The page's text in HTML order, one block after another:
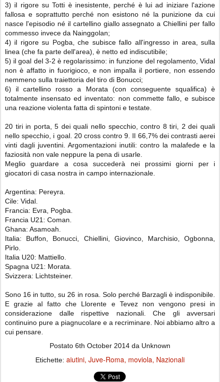
3) il rigore su Totti è inesistente, perché è lui ad iniziare l'azione
fallosa e soprattutto perché non esistono né la punizione da cui
nasce l'episodio né il cartellino giallo assegnato a Chiellini per fallo
commesso invece da Nainggolan;
4) il rigore su Pogba, che subisce fallo all'ingresso in area, sulla
linea (che fa parte dell'area), è netto ed indiscutibile;
5) il goal del 3-2 è regolarissimo: in funzione del regolamento, Vidal
non è affatto in fuorigioco, e non impalla il portiere, non essendo
nemmeno sulla traiettoria del tiro di Bonucci;
6) il cartellino rosso a Morata (con conseguente squalifica) è
totalmente insensato ed inventato: non commette fallo, e subisce
una reazione violenta fatta di spintoni e testate.
20 tiri in porta, 5 dei quali nello specchio, contro 8 tiri, 2 dei quali
nello specchio, i goal. 20 cross contro 9. Il 66,7% dei contrasti aerei
vinti dagli juventini. Argomentazioni inutili: contro la malafede e la
faziosità non vale neppure la pena di usarle.
Meglio guardare a cosa succederà nei prossimi giorni per i
giocatori di casa nostra in campo internazionale.
Argentina: Pereyra.
Cile: Vidal.
Francia: Evra, Pogba.
Francia U21: Coman.
Ghana: Asamoah.
Italia: Buffon, Bonucci, Chiellini, Giovinco, Marchisio, Ogbonna,
Pirlo.
Italia U20: Mattiello.
Spagna U21: Morata.
Svizzera: Lichtsteiner.
Sono 16 in tutto, su 26 in rosa. Solo perché Barzagli è indisponibile.
E grazie al fatto che Llorente e Tevez non vengono presi in
considerazione dalle rispettive nazionali. Che gli avversari
continuino pure a piagnucolare e a recriminare. Noi abbiamo altro a
cui pensare.
Postato 6th October 2014 da Unknown
Etichette: aiutini Juve-Roma moviola Nazionali